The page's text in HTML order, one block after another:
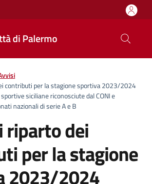
di Palermo
contributi per la stagione sportiva 2023/2024
siciliane riconosciute dal CONI e
nazionali di serie A e B
riparto dei
per la stagione
2023/2024